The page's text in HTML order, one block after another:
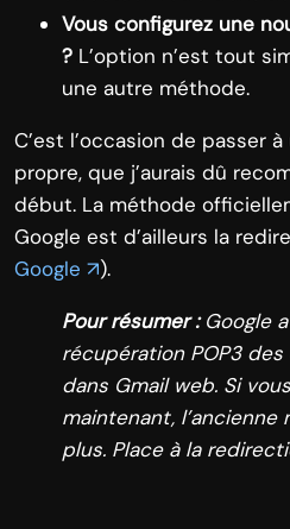
Vous configurez une
? L’option n’est tout
une autre méthode.
C’est l’occasion de passer
propre, que j’aurais dû
début. La méthode
Google est d’ailleurs la
Google ↗).
Pour résumer :Google
récupération POP3
dans Gmail web. Si
maintenant, l’ancienne
plus. Place à la